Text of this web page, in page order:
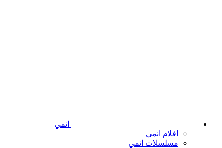
انمي
افلام انمي
مسلسلات انمي